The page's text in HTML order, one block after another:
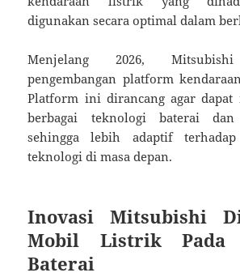
digunakan secara optimal dalam
Menjelang 2026, Mitsubishi
pengembangan platform
Platform ini dirancang agar dapat
berbagai teknologi baterai
sehingga lebih adaptif terhadap
teknologi di masa depan.
Inovasi Mitsubishi
Mobil Listrik Pada
Baterai